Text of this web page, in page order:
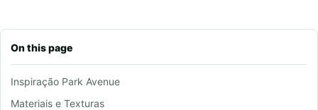
On this page
Inspiração Park Avenue
Materiais e Texturas